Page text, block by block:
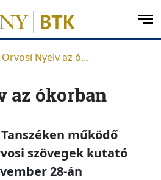
Orvosi Nyelv az ó...
az ókorban
működő
szövegek kutató
28-án